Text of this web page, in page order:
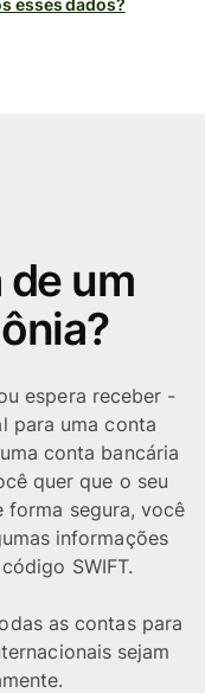
esses dados?
um
espera receber -
para uma conta
conta bancária
quer que o seu
forma segura, você
informações
SWIFT.
as contas para
sejam